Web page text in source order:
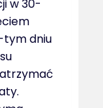
w 30-
tym dniu